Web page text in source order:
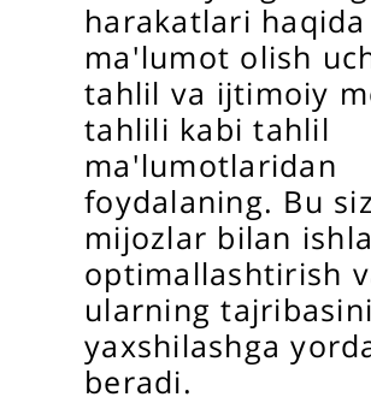
harakatlari haqida
ma'lumot olish
tahlil va ijtimoiy
tahlili kabi tahlil
ma'lumotlaridan
foydalaning. Bu
mijozlar bilan
optimallashtirish
ularning tajribasini
yaxshilashga
beradi.